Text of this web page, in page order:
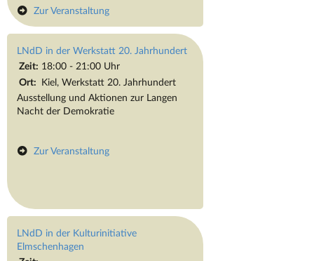
Zur Veranstaltung
LNdD in der Werkstatt 20. Jahrhundert
Zeit: 18:00 - 21:00 Uhr
Ort: Kiel, Werkstatt 20. Jahrhundert
Ausstellung und Aktionen zur Langen
Nacht der Demokratie
Zur Veranstaltung
LNdD in der Kulturinitiative
Elmschenhagen